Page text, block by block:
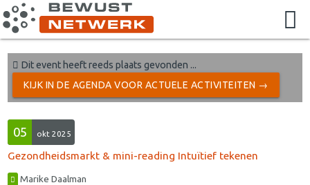
Dit event heeft reeds plaats gevonden ...
KIJK IN DE AGENDA VOOR ACTUELE ACTIVITEITEN →
05 okt 2025
Gezondheidsmarkt & mini-reading Intuïtief tekenen
Marike Daalman